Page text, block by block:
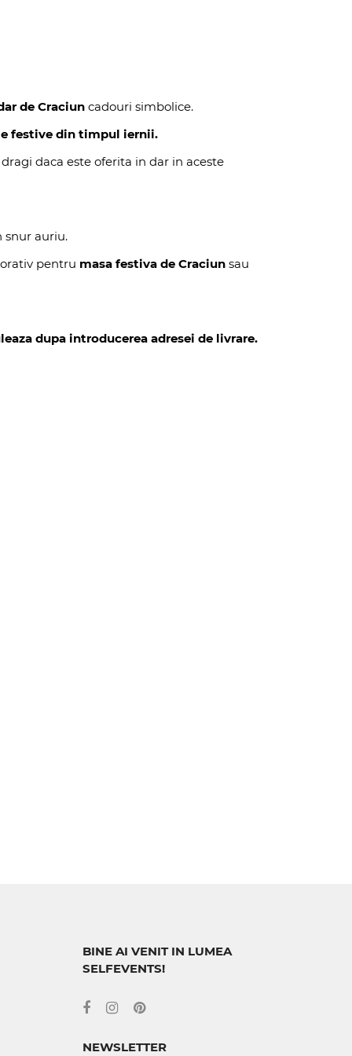
de Craciun cadouri simbolice.
festive din timpul iernii.
daca este oferita in dar in aceste
snur auriu.
pentru masa festiva de Craciun sau
dupa introducerea adresei de livrare.
BINE AI VENIT IN LUMEA
SELFEVENTS!
NEWSLETTER